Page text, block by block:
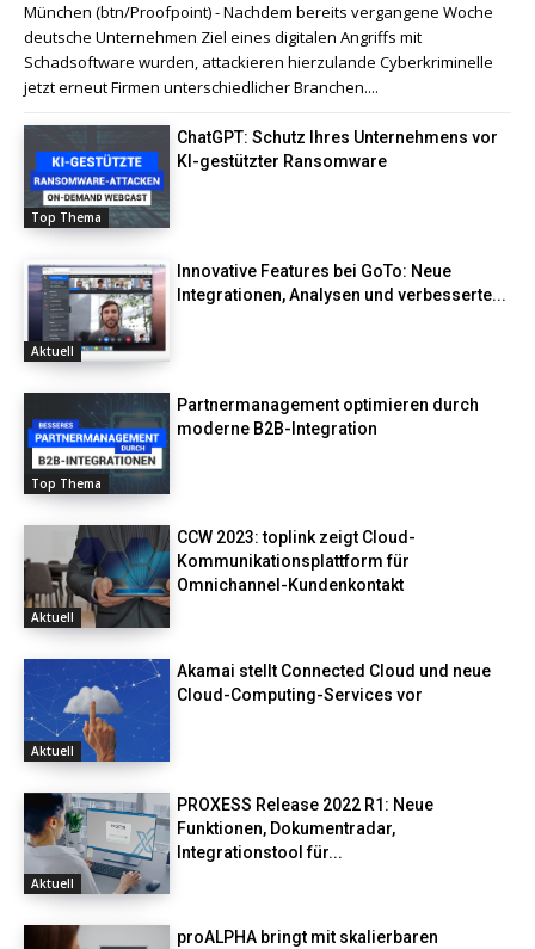
München (btn/Proofpoint) - Nachdem bereits vergangene Woche
deutsche Unternehmen Ziel eines digitalen Angriffs mit
Schadsoftware wurden, attackieren hierzulande Cyberkriminelle
jetzt erneut Firmen unterschiedlicher Branchen....
Top Thema
ChatGPT: Schutz Ihres Unternehmens vor
KI-gestützter Ransomware
Aktuell
Innovative Features bei GoTo: Neue
Integrationen, Analysen und verbesserte...
Top Thema
Partnermanagement optimieren durch
moderne B2B-Integration
Aktuell
CCW 2023: toplink zeigt Cloud-
Kommunikationsplattform für
Omnichannel-Kundenkontakt
Aktuell
Akamai stellt Connected Cloud und neue
Cloud-Computing-Services vor
Aktuell
PROXESS Release 2022 R1: Neue
Funktionen, Dokumentradar,
Integrationstool für...
proALPHA bringt mit skalierbaren